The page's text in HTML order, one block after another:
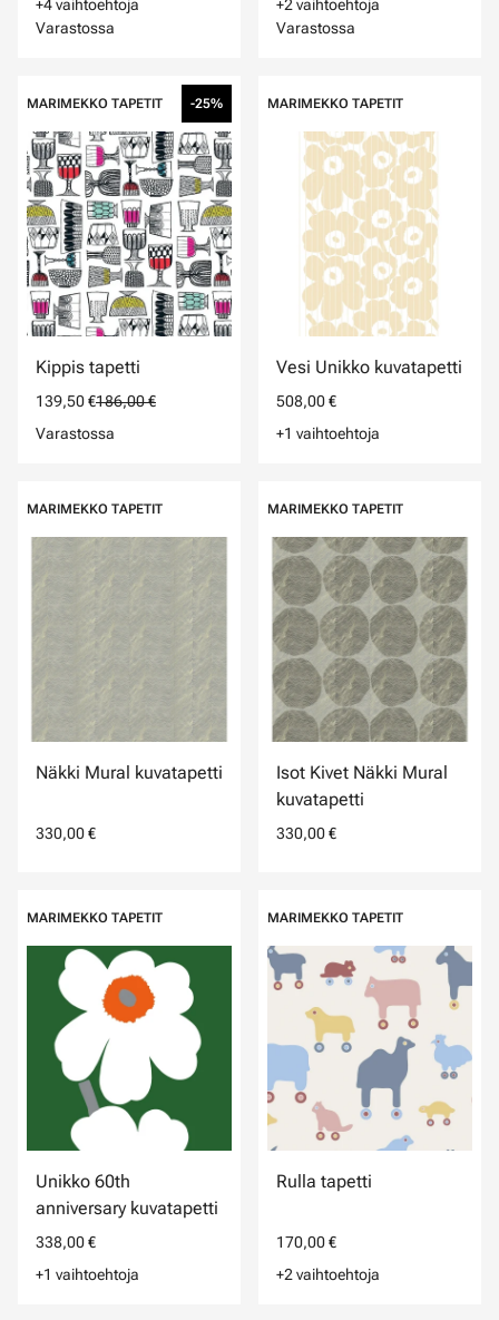
+4 vaihtoehtoja
Varastossa
+2 vaihtoehtoja
Varastossa
MARIMEKKO TAPETIT -25%
Kippis tapetti
139,50 €186,00 €
Varastossa
MARIMEKKO TAPETIT
Vesi Unikko kuvatapetti
508,00 €
+1 vaihtoehtoja
MARIMEKKO TAPETIT
Näkki Mural kuvatapetti
330,00 €
MARIMEKKO TAPETIT
Isot Kivet Näkki Mural
kuvatapetti
330,00 €
MARIMEKKO TAPETIT
Unikko 60th
anniversary kuvatapetti
338,00 €
+1 vaihtoehtoja
MARIMEKKO TAPETIT
Rulla tapetti
170,00 €
+2 vaihtoehtoja